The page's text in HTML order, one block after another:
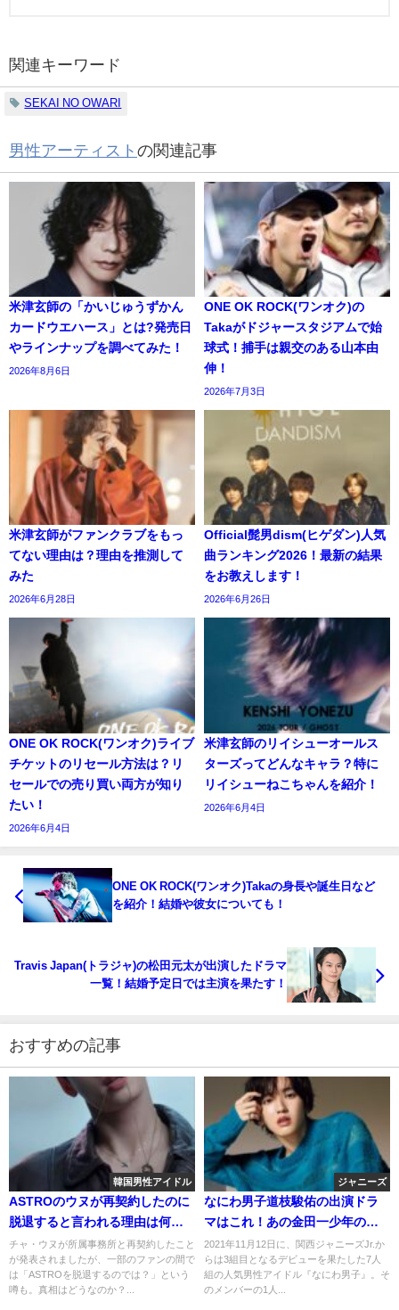
関連キーワード
SEKAI NO OWARI
男性アーティスト の関連記事
米津玄師の「かいじゅうずかん
カードウエハース」とは?発売日
やラインナップを調べてみた！
2026年8月6日
ONE OK ROCK(ワンオク)の
Takaがドジャースタジアムで始
球式！捕手は親交のある山本由
伸！
2026年7月3日
米津玄師がファンクラブをもっ
てない理由は？理由を推測して
みた
2026年6月28日
Official髭男dism(ヒゲダン)人気
曲ランキング2026！最新の結果
をお教えします！
2026年6月26日
ONE OK ROCK(ワンオク)ライブ
チケットのリセール方法は？リ
セールでの売り買い両方が知り
たい！
2026年6月4日
米津玄師のリイシューオールス
ターズってどんなキャラ？特に
リイシューねこちゃんを紹介！
2026年6月4日
ONE OK ROCK(ワンオク)Takaの身長や誕生日など
を紹介！結婚や彼女についても！
Travis Japan(トラジャ)の松田元太が出演したドラマ
一覧！結婚予定日では主演を果たす！
おすすめの記事
韓国男性アイドル
ASTROのウヌが再契約したのに
脱退すると言われる理由は何
故？活動の空白期間が多いか
ら？
チャ・ウヌが所属事務所と再契約したこと
が発表されましたが、一部のファンの間で
は「ASTROを脱退するのでは？」という
噂も。真相はどうなのか？...
ジャニーズ
なにわ男子道枝駿佑の出演ドラ
マはこれ！あの金田一少年の事
件簿や母になる絶対零度を中心
に！
2021年11月12日に、関西ジャニーズJr.か
らは3組目となるデビューを果たした7人
組の人気男性アイドル『なにわ男子』。そ
のメンバーの1人...